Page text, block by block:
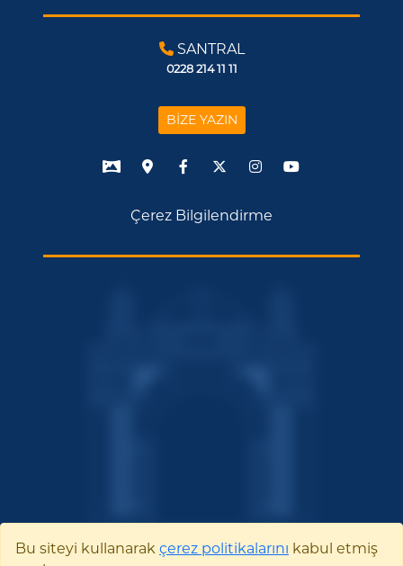
SANTRAL
0228 214 11 11
BİZE YAZIN
Çerez Bilgilendirme
Bu siteyi kullanarak çerez politikalarını kabul etmiş